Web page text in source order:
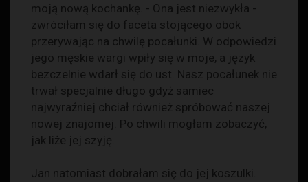
moją nową kochankę. - Ona jest niezwykła -
zwróciłam się do faceta stojącego obok
przerywając na chwilę pocałunki. W odpowiedzi
jego męskie wargi wpiły się w moje, a język
bezczelnie wdarł się do ust. Nasz pocałunek nie
trwał specjalnie długo gdyż samiec
najwyraźniej chciał również spróbować naszej
nowej znajomej. Po chwili mogłam zobaczyć,
jak liże jej szyję.
Jan natomiast dobrałam się do jej koszulki.